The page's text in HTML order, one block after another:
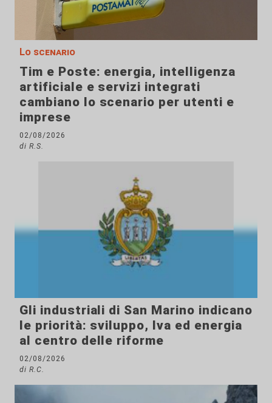
Lo scenario
Tim e Poste: energia, intelligenza
artificiale e servizi integrati
cambiano lo scenario per utenti e
imprese
02/08/2026
di R.S.
Gli industriali di San Marino indicano
le priorità: sviluppo, Iva ed energia
al centro delle riforme
02/08/2026
di R.C.